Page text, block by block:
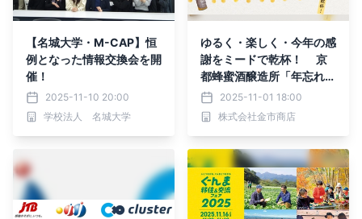
【名城大学・M-CAP】恒
例となった情報交換会を開
催！
2025-11-10 20:00
学校法人 名城大学
ゆるく・楽しく・今年の感
謝をミードで乾杯！ 京
都蜂蜜酒醸造所「年忘れミ
ードパーティ」12/19・20
に開催
2025-11-01 18:00
株式会社金市商店